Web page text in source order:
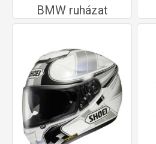
BMW ruházat